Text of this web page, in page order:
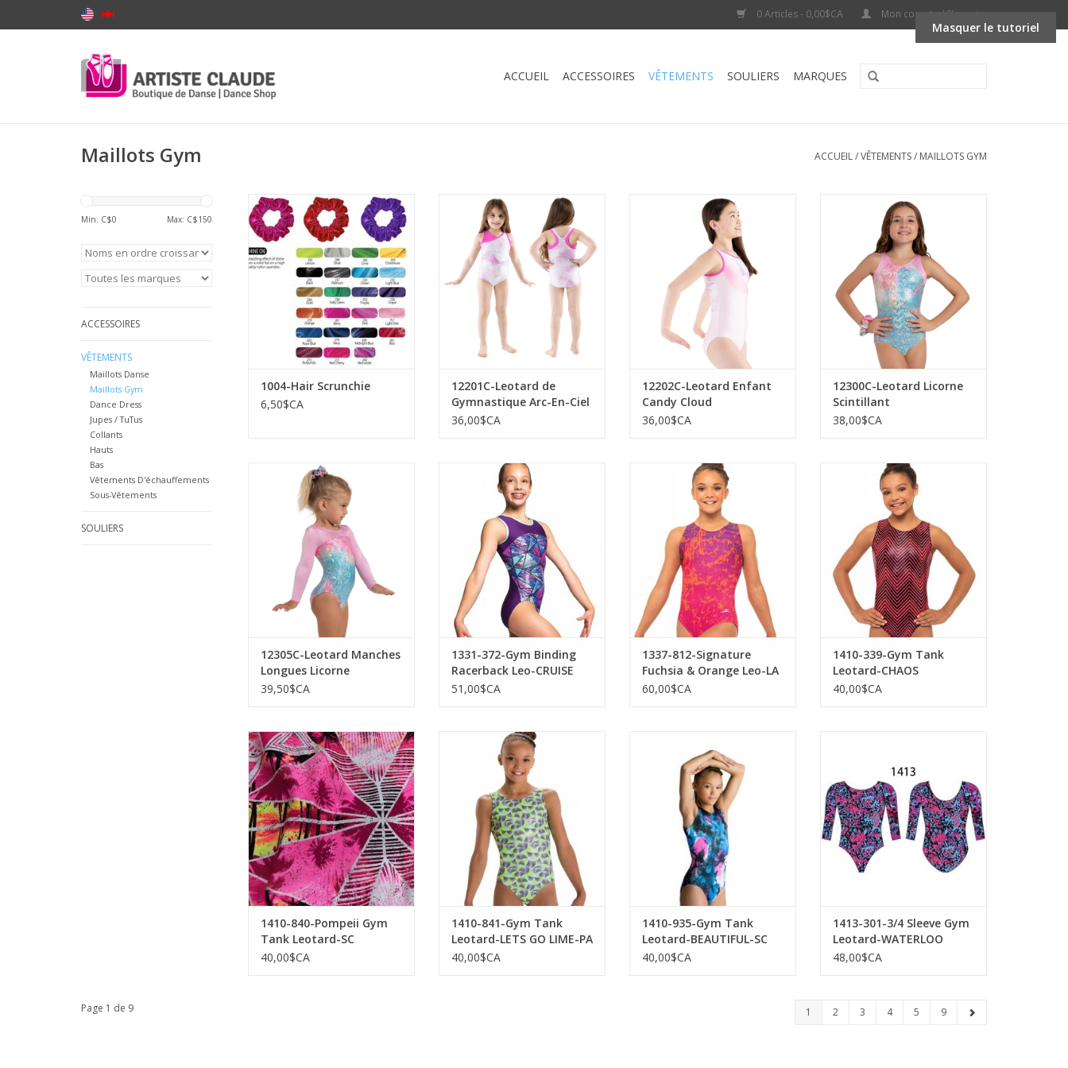
0 Articles - 0,00$CA Mon compte / S'inscrire
ACCUEIL ACCESSOIRES VÊTEMENTS SOULIERS MARQUES
Maillots Gym ACCUEIL/VÊTEMENTS/ MAILLOTS GYM
Min: C$0 Max: C$150
ACCESSOIRES
VÊTEMENTS
Maillots Danse
Maillots Gym
Dance Dress
Jupes / TuTus
Collants
Hauts
Bas
Vêtements D'échauffements
Sous-Vêtements
SOULIERS
MotionWear 1004-Hair Scrunchie
AJOUTER AU PANIER
1004-Hair Scrunchie
6,50$CA
Capezio 12201C-Leotard de
Gymnastique Arc-En-Ciel Pixel
Pop Enfant
AJOUTER AU PANIER
12201C-Leotard de
Gymnastique Arc-En-Ciel
Pixel Pop Enfant
36,00$CA
Capezio 12202C-Leotard Enfant
Candy Cloud
AJOUTER AU PANIER
12202C-Leotard Enfant
Candy Cloud
36,00$CA
Capezio 12300C-Leotard Licorne
Scintillant
AJOUTER AU PANIER
12300C-Leotard Licorne
Scintillant
38,00$CA
Capezio 12305C-Leotard
Manches Longues Licorne
Scintillant
AJOUTER AU PANIER
12305C-Leotard Manches
Longues Licorne
Scintillant
39,50$CA
MotionWear 1331-372-Gym
Binding Racerback Leo-CRUISE
AJOUTER AU PANIER
1331-372-Gym Binding
Racerback Leo-CRUISE
51,00$CA
MotionWear 1337-812-Signature
Fuchsia & Orange Leo-LA
AJOUTER AU PANIER
1337-812-Signature
Fuchsia & Orange Leo-LA
60,00$CA
MotionWear 1410-339-Gym Tank
Leotard-CHAOS
AJOUTER AU PANIER
1410-339-Gym Tank
Leotard-CHAOS
40,00$CA
MotionWear 1410-840-Pompeii
Gym Tank Leotard-SC
AJOUTER AU PANIER
1410-840-Pompeii Gym
Tank Leotard-SC
40,00$CA
MotionWear 1410-841-Gym Tank
Leotard-LETS GO LIME-PA
AJOUTER AU PANIER
1410-841-Gym Tank
Leotard-LETS GO LIME-PA
40,00$CA
Leotard-BEAUTIFUL-SC
AJOUTER AU PANIER
1410-935-Gym Tank
Leotard-BEAUTIFUL-SC
40,00$CA
AJOUTER AU PANIER
1413-301-3/4 Sleeve Gym
Leotard-WATERLOO
48,00$CA
Page 1 de 9 1 2 3 4 5 9
Masquer le tutoriel